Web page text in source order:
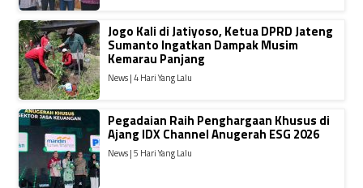
Jogo Kali di Jatiyoso, Ketua DPRD Jateng
Sumanto Ingatkan Dampak Musim
Kemarau Panjang
News | 4 Hari Yang Lalu
Pegadaian Raih Penghargaan Khusus di
Ajang IDX Channel Anugerah ESG 2026
News | 5 Hari Yang Lalu